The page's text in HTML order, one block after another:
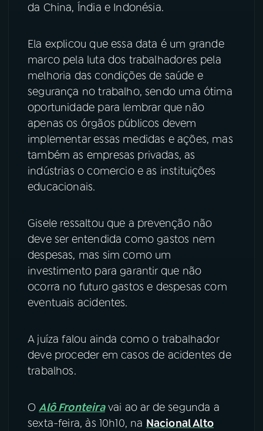
da China, Índia e Indonésia.
Ela explicou que essa data é um grande
marco pela luta dos trabalhadores pela
melhoria das condições de saúde e
segurança no trabalho, sendo uma ótima
oportunidade para lembrar que não
apenas os órgãos públicos devem
implementar essas medidas e ações, mas
também as empresas privadas, as
indústrias o comercio e as instituições
educacionais.
Gisele ressaltou que a prevenção não
deve ser entendida como gastos nem
despesas, mas sim como um
investimento para garantir que não
ocorra no futuro gastos e despesas com
eventuais acidentes.
A juíza falou ainda como o trabalhador
deve proceder em casos de acidentes de
trabalhos.
OAlô Fronteiravai ao ar de segunda a
sexta-feira, às 10h10, na Nacional Alto